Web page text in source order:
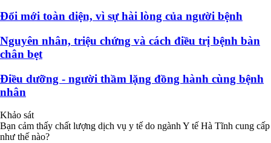
Đổi mới toàn diện, vì sự hài lòng của người bệnh
Nguyên nhân, triệu chứng và cách điều trị bệnh bàn
chân bẹt
Điều dưỡng - người thầm lặng đồng hành cùng bệnh
nhân
Khảo sát
Bạn cảm thấy chất lượng dịch vụ y tế do ngành Y tế Hà Tĩnh cung cấp
như thế nào?